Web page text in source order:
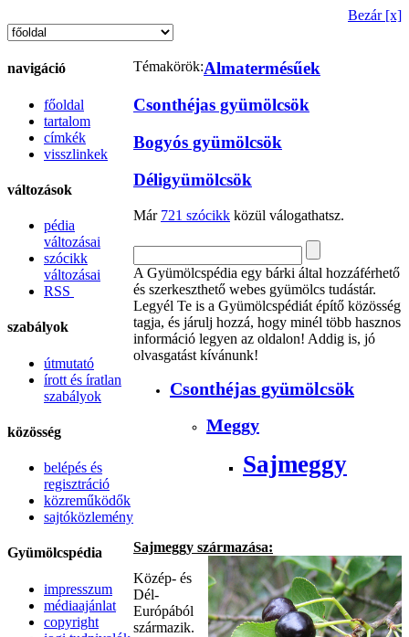
Bezár [x]
navigáció
főoldal
tartalom
címkék
visszlinkek
változások
pédia
változásai
szócikk
változásai
RSS
szabályok
útmutató
írott és íratlan
szabályok
közösség
belépés és
regisztráció
közreműködők
sajtóközlemény
Gyümölcspédia
impresszum
médiaajánlat
copyright
Témakörök:Almatermésűek
Csonthéjas gyümölcsök
Bogyós gyümölcsök
Déligyümölcsök
Már 721 szócikk közül válogathatsz.
A Gyümölcspédia egy bárki által hozzáférhető
és szerkeszthető webes gyümölcs tudástár.
Legyél Te is a Gyümölcspédiát építő közösség
tagja, és járulj hozzá, hogy minél több hasznos
információ legyen az oldalon! Addig is, jó
olvasgatást kívánunk!
Csonthéjas gyümölcsök
Meggy
Sajmeggy
Sajmeggy származása:
Közép- és
Dél-
Európából
származik.